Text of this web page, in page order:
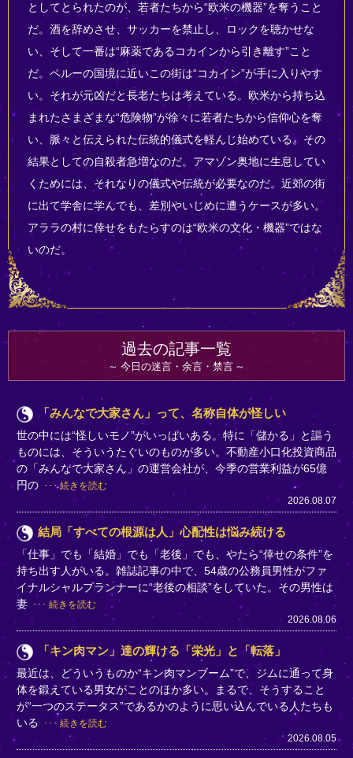
としてとられたのが、若者たちから“欧米の機器”を奪うこと
だ。酒を辞めさせ、サッカーを禁止し、ロックを聴かせな
い、そして一番は“麻薬であるコカインから引き離す”こと
だ。ペルーの国境に近いこの街は“コカイン”が手に入りやす
い。それが元凶だと長老たちは考えている。欧米から持ち込
まれたさまざまな“危険物”が徐々に若者たちから信仰心を奪
い、脈々と伝えられた伝統的儀式を軽んじ始めている。その
結果としての自殺者急増なのだ。アマゾン奥地に生息してい
くためには、それなりの儀式や伝統が必要なのだ。近郊の街
に出て学舎に学んでも、差別やいじめに遭うケースが多い。
アララの村に倖せをもたらすのは“欧米の文化・機器”ではな
いのだ。
過去の記事一覧
今日の迷言・余言・禁言
「みんなで大家さん」って、名称自体が怪しい
世の中には“怪しいモノ”がいっぱいある。特に「儲かる」と謳う
ものには、そういうたぐいのものが多い。不動産小口化投資商品
の「みんなで大家さん」の運営会社が、今季の営業利益が65億
円の
続きを読む
2026.08.07
結局「すべての根源は人」心配性は悩み続ける
「仕事」でも「結婚」でも「老後」でも、やたら“倖せの条件”を
持ち出す人がいる。雑誌記事の中で、54歳の公務員男性がファ
イナルシャルプランナーに“老後の相談”をしていた。その男性は
妻
続きを読む
2026.08.06
「キン肉マン」達の輝ける「栄光」と「転落」
最近は、どういうものか“キン肉マンブーム”で、ジムに通って身
体を鍛えている男女がことのほか多い。まるで、そうすること
が“一つのステータス”であるかのように思い込んでいる人たちも
いる
続きを読む
2026.08.05